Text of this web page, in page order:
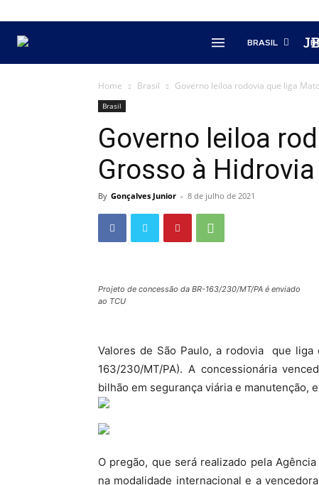
BRASIL
Home Brasil Governo leiloa rodovia que liga
Brasil
Governo leiloa
Grosso à
By Gonçalves Junior - 8 de julho de 2021
Projeto de concessão da BR-163/230/MT/PA é enviado
ao TCU
Valores de São Paulo, a rodovia que liga
163/230/MT/PA). A concessionária
bilhão em segurança viária e manutenção,
O pregão, que será realizado pela
na modalidade internacional e a